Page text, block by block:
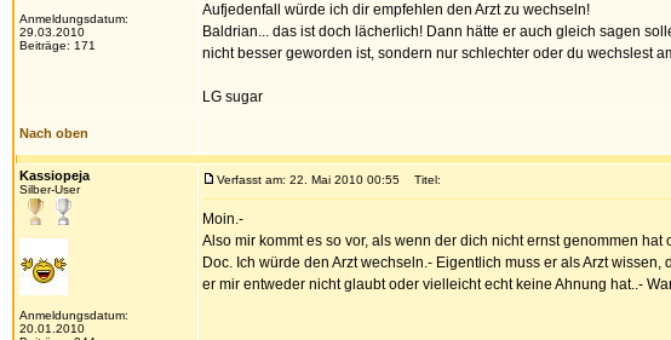
Anmeldungsdatum:
29.03.2010
Beiträge: 171
Aufjedenfall würde ich dir empfehlen den Arzt zu wechseln!
Baldrian... das ist doch lächerlich! Dann hätte er auch gleich sagen
nicht besser geworden ist, sondern nur schlechter oder du wechslest
LG sugar
Nach oben
Kassiopeja
Silber-User
Anmeldungsdatum:
20.01.2010
Verfasst am: 22. Mai 2010 00:55 Titel:
Moin.-
Also mir kommt es so vor, als wenn der dich nicht ernst genommen
Doc. Ich würde den Arzt wechseln.- Eigentlich muss er als Arzt
er mir entweder nicht glaubt oder vielleicht echt keine Ahnung hat..-